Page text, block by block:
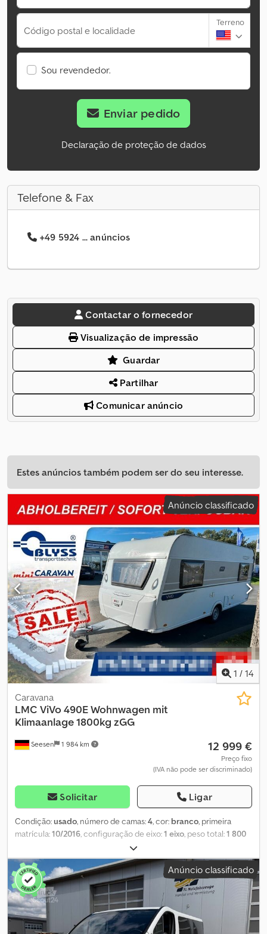
Código postal e localidade
Terreno
Sou revendedor.
Enviar pedido
Declaração de proteção de dados
Telefone & Fax
+49 5924 ... anúncios
Contactar o fornecedor
Visualização de impressão
Guardar
Partilhar
Comunicar anúncio
Estes anúncios também podem ser do seu interesse.
Anúncio classificado
1 / 14
Seesen 1 984 km
Caravana
LMC ViVo 490E Wohnwagen mit
Klimaanlage 1800kg zGG
12 999 €
Preço fixo
(IVA não pode ser discriminado)
Solicitar Ligar
Condição:usado, número de camas:4, cor: branco, primeira
matrícula:10/2016 , configuração de eixo:1 eixo , peso total:1 800
sofreu um acidente
muito elegante com ar condicionado SOMENTE ENQUANTO
DURAR O ESTOQUE! SOMENTE NA NOSSA FILIAL EM SEESEN!
Primeiro registo: 10/2016 Peso bruto admissível: 1.800 kg Eixos: 1
Número de lugares para dormir: 4 Equipamento: - Cortinas no
interior - Muito bem conservada - Conjunto de assentos em U,
convertível em cama - 2 camas individuais, podem ser unidas -
Anúncio classificado